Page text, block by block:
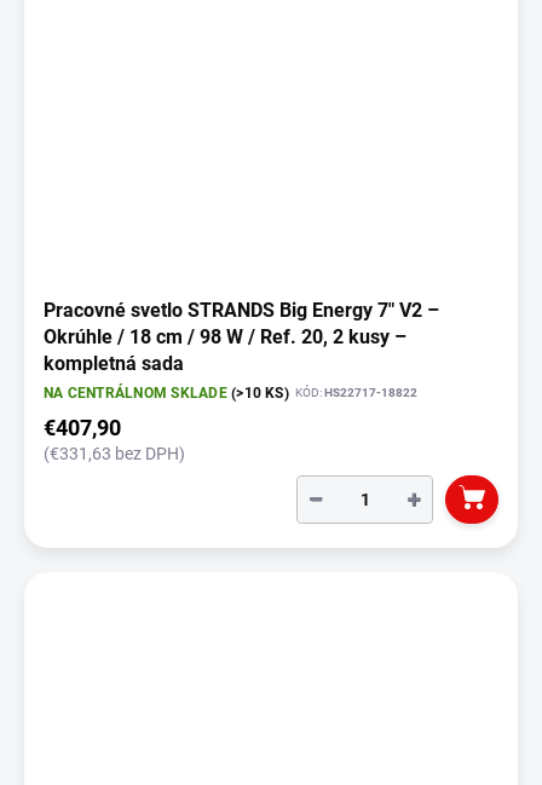
Pracovné svetlo STRANDS Big Energy 7" V2 –
Okrúhle / 18 cm / 98 W / Ref. 20, 2 kusy –
kompletná sada
NA CENTRÁLNOM SKLADE(>10 KS) KÓD:HS22717-18822
€407,90
(€331,63 bez DPH)
+
−